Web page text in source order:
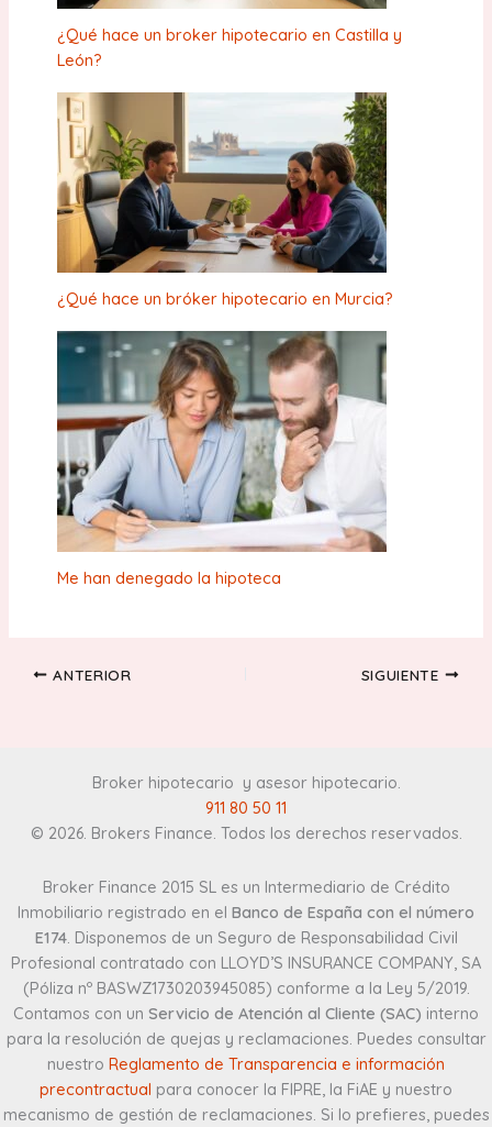
¿Qué hace un broker hipotecario en Castilla y
León?
¿Qué hace un bróker hipotecario en Murcia?
Me han denegado la hipoteca
ANTERIOR SIGUIENTE
Broker hipotecario y asesor hipotecario.
911 80 50 11
© 2026. Brokers Finance. Todos los derechos reservados.
Broker Finance 2015 SL es un Intermediario de Crédito
Inmobiliario registrado en el Banco de España con el número
E174. Disponemos de un Seguro de Responsabilidad Civil
Profesional contratado con LLOYD’S INSURANCE COMPANY, SA
(Póliza nº BASWZ1730203945085) conforme a la Ley 5/2019.
Contamos con un Servicio de Atención al Cliente (SAC) interno
para la resolución de quejas y reclamaciones. Puedes consultar
nuestro Reglamento de Transparencia e información
precontractual para conocer la FIPRE, la FiAE y nuestro
mecanismo de gestión de reclamaciones. Si lo prefieres, puedes